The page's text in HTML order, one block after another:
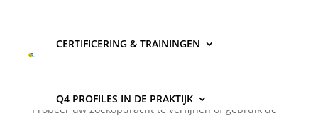
CERTIFICERING & TRAININGEN
Q4 PROFILES IN DE PRAKTIJK
De pagina die u zocht kon niet gevonden worden.
Probeer uw zoekopdracht te verfijnen of gebruik de